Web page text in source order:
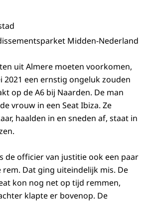
Midden-Nederland
uit Almere moeten voorkomen,
2021 een ernstig ongeluk zouden
op de A6 bij Naarden. De man
vrouw in een Seat Ibiza. Ze
haalden in en sneden af, staat in
de officier van justitie ook een paar
Dat ging uiteindelijk mis. De
kon nog net op tijd remmen,
klapte er bovenop. De